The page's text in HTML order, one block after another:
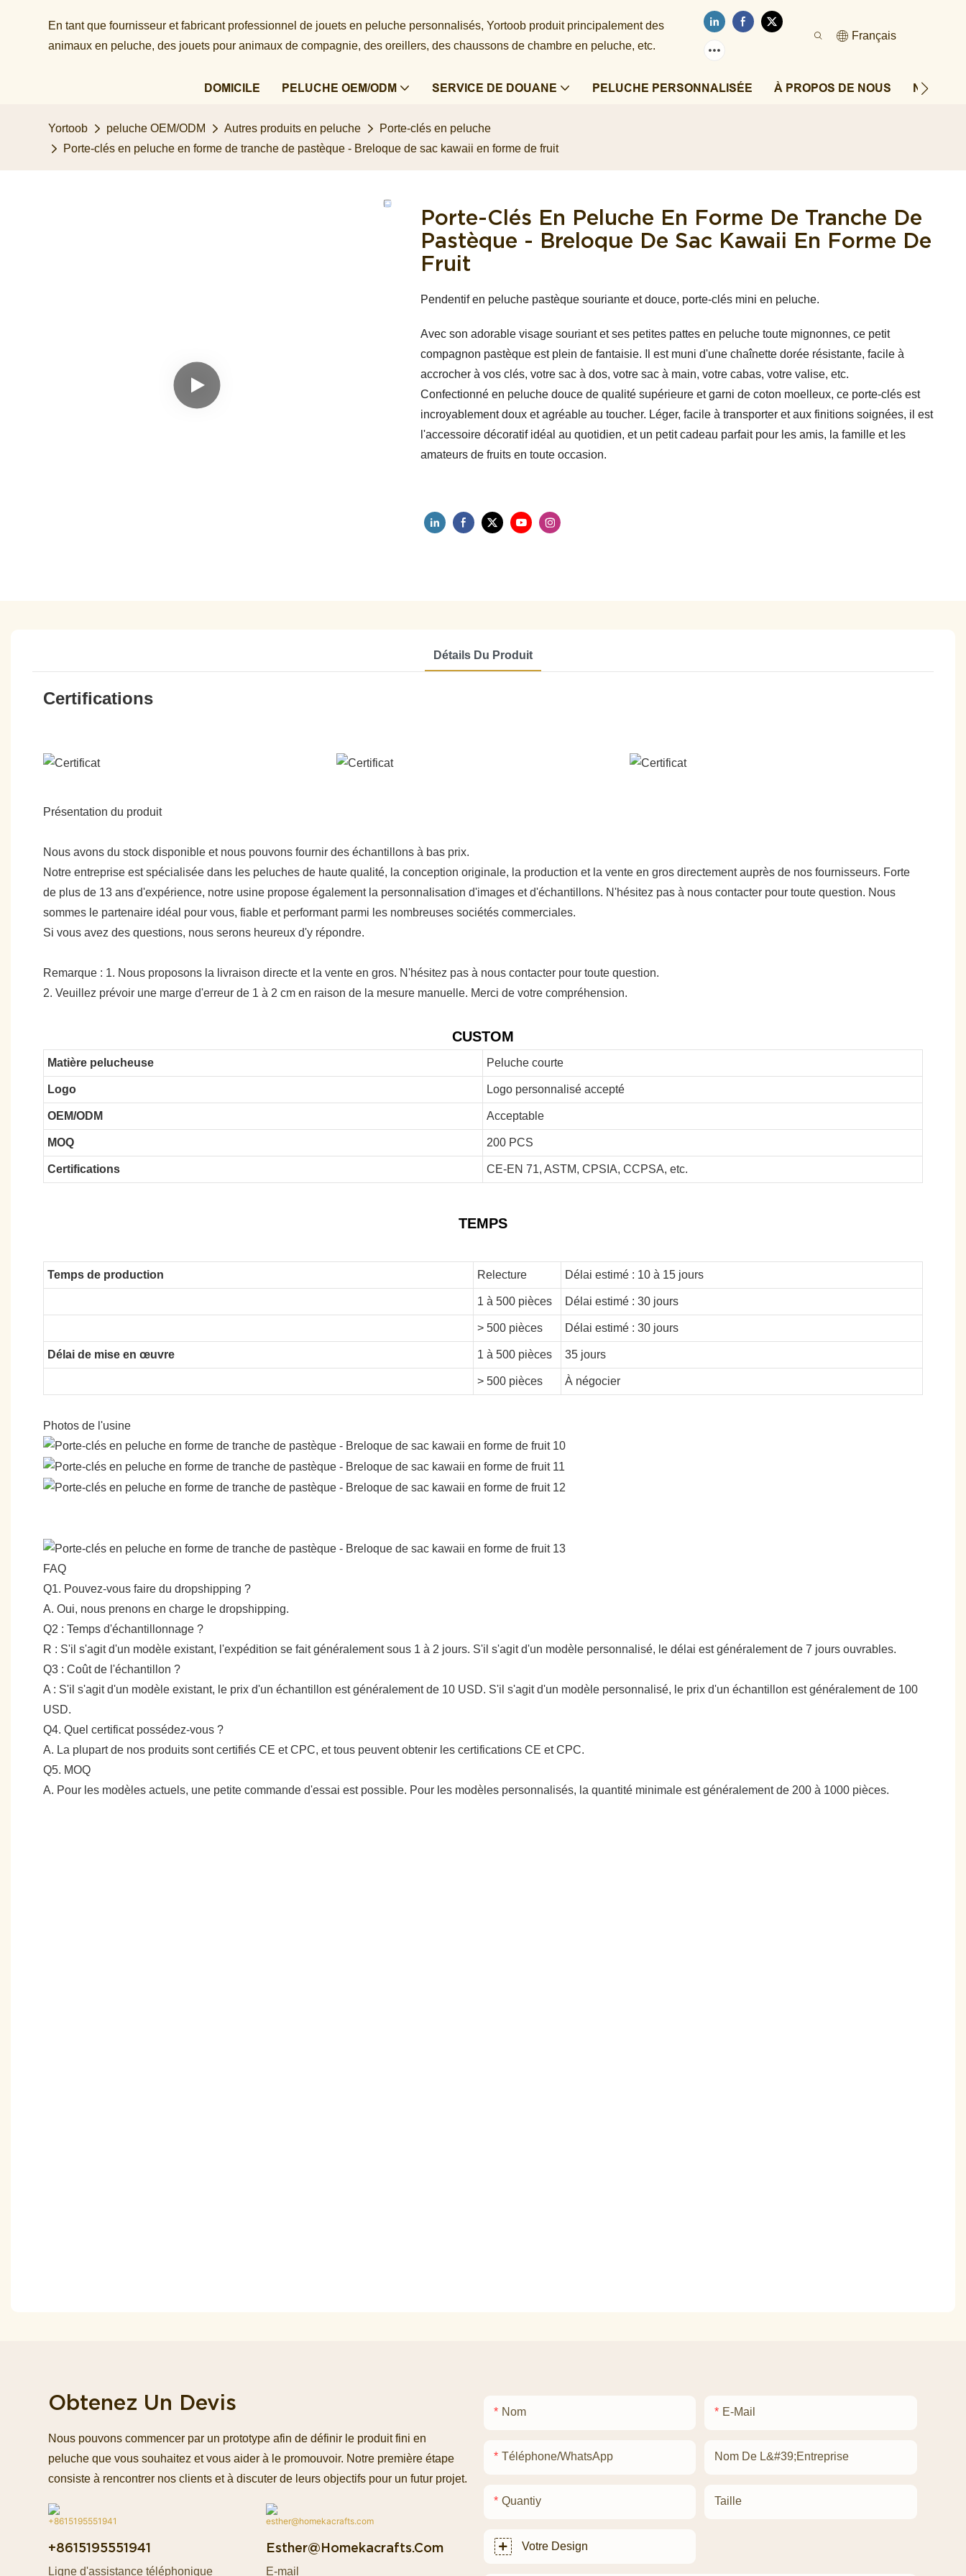
En tant que fournisseur et fabricant professionnel de jouets en peluche personnalisés, Yortoob produit principalement des
animaux en peluche, des jouets pour animaux de compagnie, des oreillers, des chaussons de chambre en peluche, etc.
Français
DOMICILE PELUCHE OEM/ODM SERVICE DE DOUANE PELUCHE PERSONNALISÉE À PROPOS DE NOUS
Yortoob peluche OEM/ODM Autres produits en peluche
Porte-clés en peluche
Porte-clés en peluche en forme de tranche de pastèque - Breloque de sac kawaii en forme de fruit
Porte-Clés En Peluche En Forme De Tranche De
Pastèque - Breloque De Sac Kawaii En Forme De
Fruit
Pendentif en peluche pastèque souriante et douce, porte-clés mini en peluche.
Avec son adorable visage souriant et ses petites pattes en peluche toute mignonnes, ce petit
compagnon pastèque est plein de fantaisie. Il est muni d'une chaînette dorée résistante, facile à
accrocher à vos clés, votre sac à dos, votre sac à main, votre cabas, votre valise, etc.
Confectionné en peluche douce de qualité supérieure et garni de coton moelleux, ce porte-clés est
incroyablement doux et agréable au toucher. Léger, facile à transporter et aux finitions soignées, il est
l'accessoire décoratif idéal au quotidien, et un petit cadeau parfait pour les amis, la famille et les
amateurs de fruits en toute occasion.
Détails Du Produit
Certifications
Présentation du produit
Nous avons du stock disponible et nous pouvons fournir des échantillons à bas prix.
Notre entreprise est spécialisée dans les peluches de haute qualité, la conception originale, la production et la vente en gros directement auprès de nos fournisseurs. Forte
de plus de 13 ans d'expérience, notre usine propose également la personnalisation d'images et d'échantillons. N'hésitez pas à nous contacter pour toute question. Nous
sommes le partenaire idéal pour vous, fiable et performant parmi les nombreuses sociétés commerciales.
Si vous avez des questions, nous serons heureux d'y répondre.
Remarque : 1. Nous proposons la livraison directe et la vente en gros. N'hésitez pas à nous contacter pour toute question.
2. Veuillez prévoir une marge d'erreur de 1 à 2 cm en raison de la mesure manuelle. Merci de votre compréhension.
CUSTOM
Matière pelucheuse Peluche courte
Logo Logo personnalisé accepté
OEM/ODM Acceptable
MOQ 200 PCS
Certifications CE-EN 71, ASTM, CPSIA, CCPSA, etc.
TEMPS
Temps de production Relecture Délai estimé : 10 à 15 jours
1 à 500 pièces Délai estimé : 30 jours
> 500 pièces Délai estimé : 30 jours
Délai de mise en œuvre 1 à 500 pièces 35 jours
> 500 pièces À négocier
Photos de l'usine
FAQ
Q1. Pouvez-vous faire du dropshipping ?
A. Oui, nous prenons en charge le dropshipping.
Q2 : Temps d'échantillonnage ?
R : S'il s'agit d'un modèle existant, l'expédition se fait généralement sous 1 à 2 jours. S'il s'agit d'un modèle personnalisé, le délai est généralement de 7 jours ouvrables.
Q3 : Coût de l'échantillon ?
A : S'il s'agit d'un modèle existant, le prix d'un échantillon est généralement de 10 USD. S'il s'agit d'un modèle personnalisé, le prix d'un échantillon est généralement de 100
USD.
Q4. Quel certificat possédez-vous ?
A. La plupart de nos produits sont certifiés CE et CPC, et tous peuvent obtenir les certifications CE et CPC.
Q5. MOQ
A. Pour les modèles actuels, une petite commande d'essai est possible. Pour les modèles personnalisés, la quantité minimale est généralement de 200 à 1000 pièces.
Obtenez Un Devis
Nous pouvons commencer par un prototype afin de définir le produit fini en
peluche que vous souhaitez et vous aider à le promouvoir. Notre première étape
consiste à rencontrer nos clients et à discuter de leurs objectifs pour un futur projet.
+8615195551941
Ligne d'assistance téléphonique
Esther@homekacrafts.com
E-mail
Nom E-Mail
Téléphone/WhatsApp Nom De L&#39;entreprise
Quantiy Taille
Votre Design